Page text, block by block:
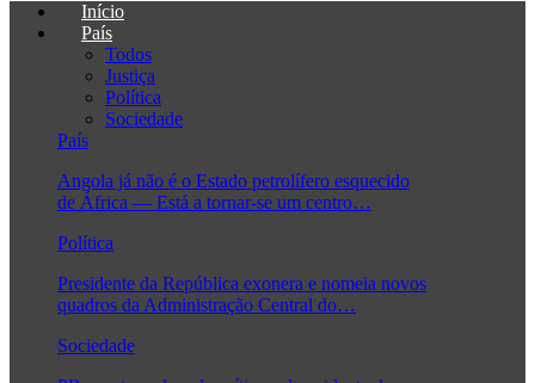
Início
País
Todos
Justiça
Política
Sociedade
País
Angola já não é o Estado petrolífero esquecido
de África — Está a tornar-se um centro…
Política
Presidente da República exonera e nomeia novos
quadros da Administração Central do…
Sociedade